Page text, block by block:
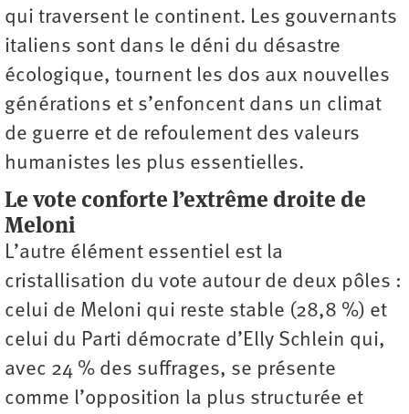
qui traversent le continent. Les gouvernants
italiens sont dans le déni du désastre
écologique, tournent les dos aux nouvelles
générations et s’enfoncent dans un climat
de guerre et de refoulement des valeurs
humanistes les plus essentielles.
Le vote conforte l’extrême droite de
Meloni
L’autre élément essentiel est la
cristallisation du vote autour de deux pôles :
celui de Meloni qui reste stable (28,8 %) et
celui du Parti démocrate d’Elly Schlein qui,
avec 24 % des suffrages, se présente
comme l’opposition la plus structurée et